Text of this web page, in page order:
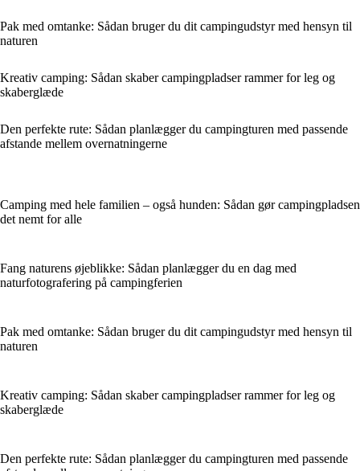
Pak med omtanke: Sådan bruger du dit campingudstyr med hensyn til
naturen
Kreativ camping: Sådan skaber campingpladser rammer for leg og
skaberglæde
Den perfekte rute: Sådan planlægger du campingturen med passende
afstande mellem overnatningerne
Camping med hele familien – også hunden: Sådan gør campingpladsen
det nemt for alle
Fang naturens øjeblikke: Sådan planlægger du en dag med
naturfotografering på campingferien
Pak med omtanke: Sådan bruger du dit campingudstyr med hensyn til
naturen
Kreativ camping: Sådan skaber campingpladser rammer for leg og
skaberglæde
Den perfekte rute: Sådan planlægger du campingturen med passende